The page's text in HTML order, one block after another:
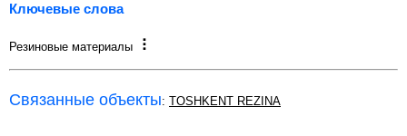
Ключевые слова
Резиновые материалы
Связанные объекты: TOSHKENT REZINA